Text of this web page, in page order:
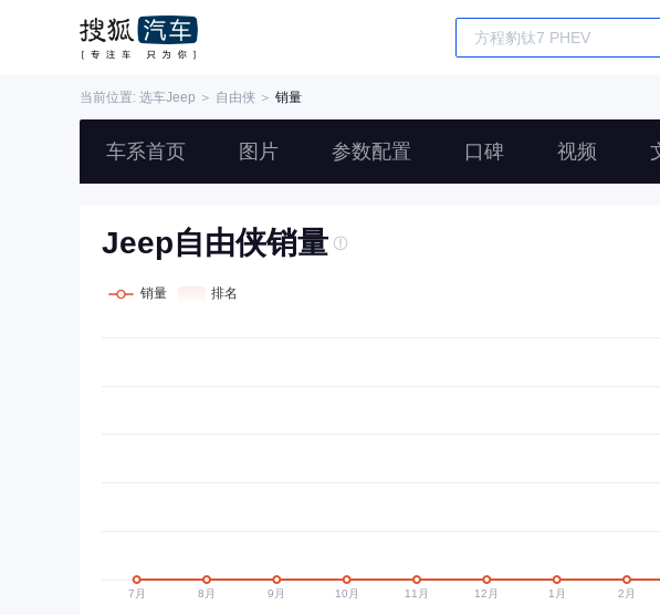
当前位置: 选车Jeep ＞ 自由侠 ＞ 销量
车系首页 图片 参数配置 口碑 视频
Jeep自由侠销量